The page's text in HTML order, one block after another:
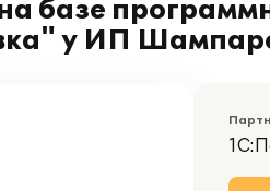
базе
у ИП